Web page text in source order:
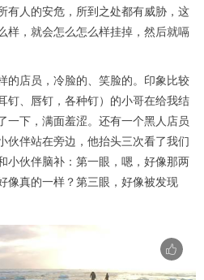
有人的安危，所到之处都有威胁，这
样，就会怎么怎么样挂掉，然后就嗝
的店员，冷脸的、笑脸的。印象比较
钉、唇钉，各种钉）的小哥在给我结
一下，满面羞涩。还有一个黑人店员
伙伴站在旁边，他抬头三次看了我们
小伙伴脑补：第一眼，嗯，好像那两
像真的一样？第三眼，好像被发现